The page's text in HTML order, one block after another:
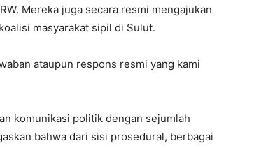
Mereka juga secara resmi mengajukan
masyarakat sipil di Sulut.
ataupun respons resmi yang kami
komunikasi politik dengan sejumlah
bahwa dari sisi prosedural, berbagai